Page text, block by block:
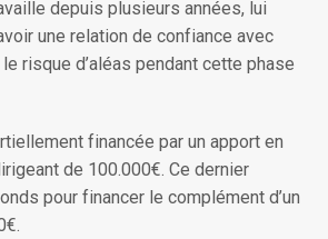
depuis plusieurs années, lui
une relation de confiance avec
risque d’aléas pendant cette phase
financée par un apport en
de 100.000€. Ce dernier
pour financer le complément d’un